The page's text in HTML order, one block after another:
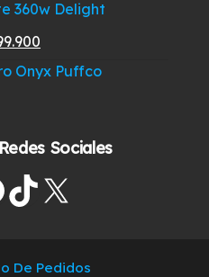
$219.900.
actual
$549.900.
360w Delight
precio
Onyx Puffco
Sociales
TikTok
X
De Pedidos